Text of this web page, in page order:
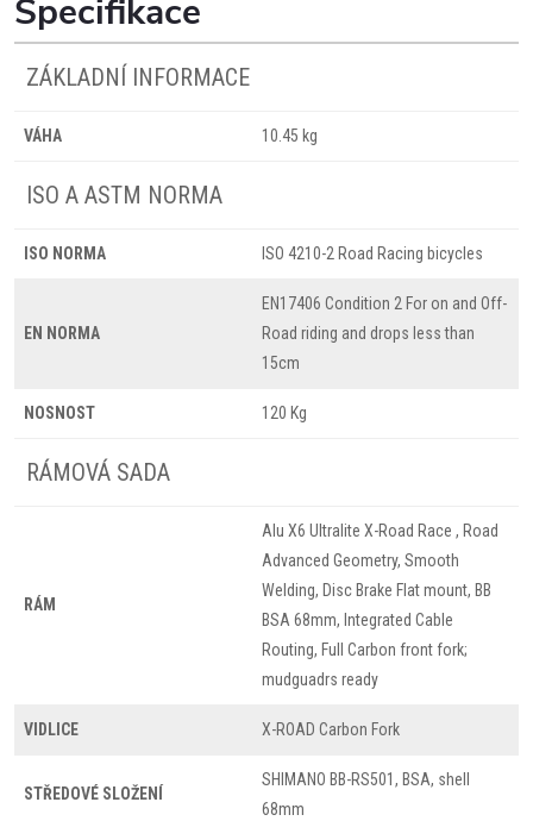
Specifikace
ZÁKLADNÍ INFORMACE
VÁHA 10.45 kg
ISO A ASTM NORMA
ISO NORMA ISO 4210-2 Road Racing bicycles
EN NORMA
EN17406 Condition 2 For on and Off-
Road riding and drops less than
15cm
NOSNOST 120 Kg
RÁMOVÁ SADA
RÁM
Alu X6 Ultralite X-Road Race , Road
Advanced Geometry, Smooth
Welding, Disc Brake Flat mount, BB
BSA 68mm, Integrated Cable
Routing, Full Carbon front fork;
mudguadrs ready
VIDLICE X-ROAD Carbon Fork
STŘEDOVÉ SLOŽENÍ
SHIMANO BB-RS501, BSA, shell
68mm